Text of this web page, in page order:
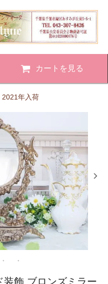
カートを見る
2021年入荷
装飾 ブロンズミラー